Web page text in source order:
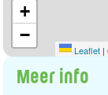
+
−
Leaflet |
Meer info